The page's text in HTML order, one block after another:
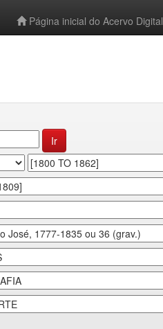
Página inicial do Acervo Digital